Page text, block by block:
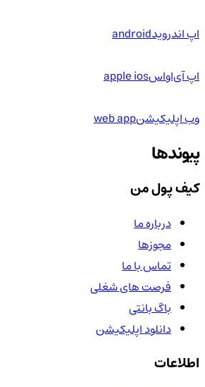
اپ اندرویدandroid
اپ آی‌او‌اسapple ios
وب اپلیکیشنweb app
پیوندها
کیف پول من
درباره ما
مجوزها
تماس با ما
فرصت های شغلی
باگ بانتی
دانلود اپلیکیشن
اطلاعات